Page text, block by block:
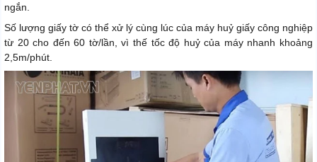
ngắn.
Số lượng giấy tờ có thể xử lý cùng lúc của máy huỷ giấy công nghiệp
từ 20 cho đến 60 tờ/lần, vì thế tốc độ huỷ của máy nhanh khoảng
2,5m/phút.